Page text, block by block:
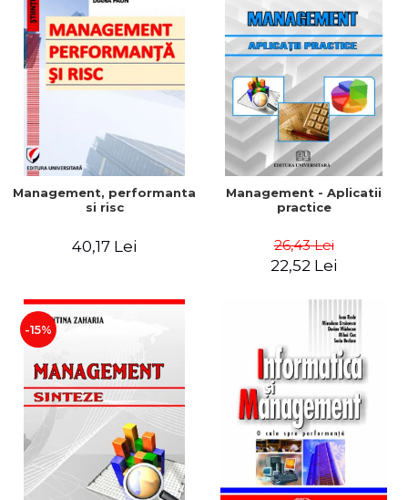
Management, performanta
si risc
40,17 Lei
Management - Aplicatii
practice
26,43 Lei
22,52 Lei
-15%